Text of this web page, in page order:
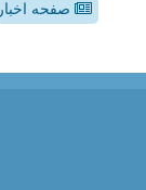
صفحه اخبار